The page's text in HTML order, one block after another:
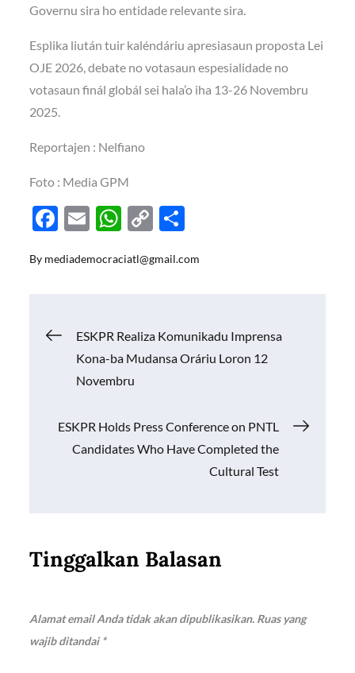
Governu sira ho entidade relevante sira.
Esplika liután tuir kaléndáriu apresiasaun proposta Lei
OJE 2026, debate no votasaun espesialidade no
votasaun finál globál sei hala’o iha 13-26 Novembru
2025.
Reportajen : Nelfiano
Foto : Media GPM
F
e
o
E
ail
W
at
p
p
C
p
n
k
ar
By mediademocraciatl@gmail.com
Navigasi
pos
ESKPR Realiza Komunikadu Imprensa
Kona-ba Mudansa Oráriu Loron 12
Novembru
ESKPR Holds Press Conference on PNTL
Candidates Who Have Completed the
Cultural Test
Tinggalkan Balasan
Alamat email Anda tidak akan dipublikasikan. Ruas yang
wajib ditandai*